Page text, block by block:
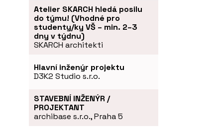
Atelier SKARCH hledá posilu
do týmu! (Vhodné pro
studenty/ky VŠ – min. 2–3
dny v týdnu)
SKARCH architekti
Hlavní inženýr projektu
D3K2 Studio s.r.o.
STAVEBNÍ INŽENÝR /
PROJEKTANT
archibase s.r.o., Praha 5